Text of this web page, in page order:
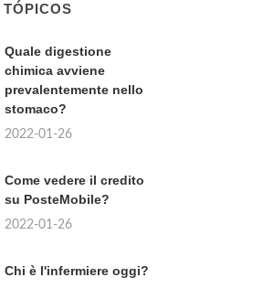
Quale digestione
chimica avviene
prevalentemente nello
stomaco?
2022-01-26
Come vedere il credito
su PosteMobile?
2022-01-26
Chi è l'infermiere oggi?